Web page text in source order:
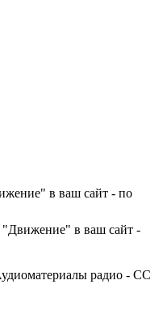
в ваш сайт - по
"Движение" в ваш сайт -
радио - CC